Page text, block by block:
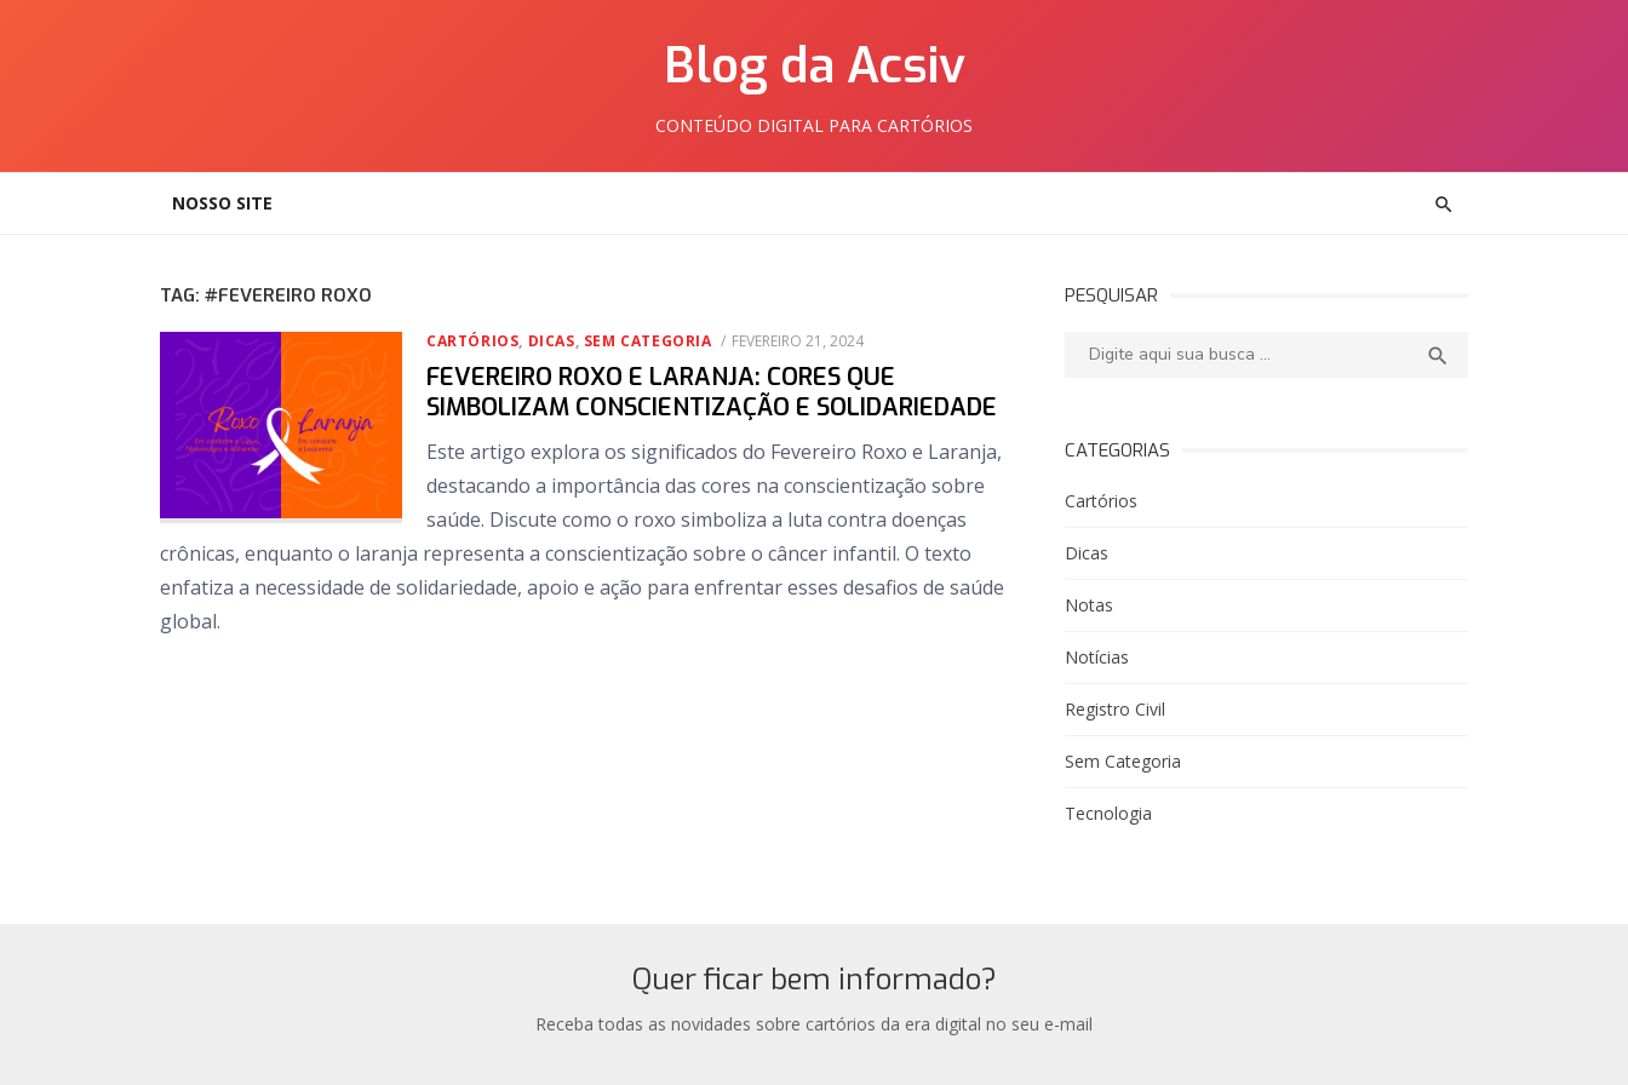
Blog da Acsiv
CONTEÚDO DIGITAL PARA CARTÓRIOS
NOSSO SITE
TAG: #FEVEREIRO ROXO
CARTÓRIOS, DICAS, SEM CATEGORIA
POSTED
FEVEREIRO 21, 2024
FEVEREIRO ROXO E LARANJA: CORES QUE
SIMBOLIZAM CONSCIENTIZAÇÃO E SOLIDARIEDADE
Este artigo explora os significados do Fevereiro Roxo e Laranja,
destacando a importância das cores na conscientização sobre
saúde. Discute como o roxo simboliza a luta contra doenças
crônicas, enquanto o laranja representa a conscientização sobre o câncer infantil. O texto
enfatiza a necessidade de solidariedade, apoio e ação para enfrentar esses desafios de saúde
global.
PESQUISAR
Pesquisar: 
CATEGORIAS
Cartórios
Dicas
Notas
Notícias
Registro Civil
Sem Categoria
Tecnologia
Quer ficar bem informado?
Receba todas as novidades sobre cartórios da era digital no seu e-mail